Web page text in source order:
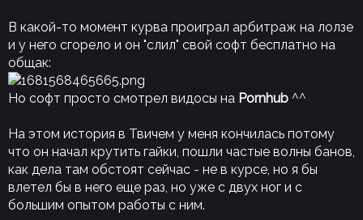
В какой-то момент курва проиграл арбитраж на лолзе
и у него сгорело и он "слил" свой софт бесплатно на
общак:
Но софт просто смотрел видосы на Pornhub ^^
На этом история в Твичем у меня кончилась потому
что он начал крутить гайки, пошли частые волны банов,
как дела там обстоят сейчас - не в курсе, но я бы
влетел бы в него еще раз, но уже с двух ног и с
большим опытом работы с ним.